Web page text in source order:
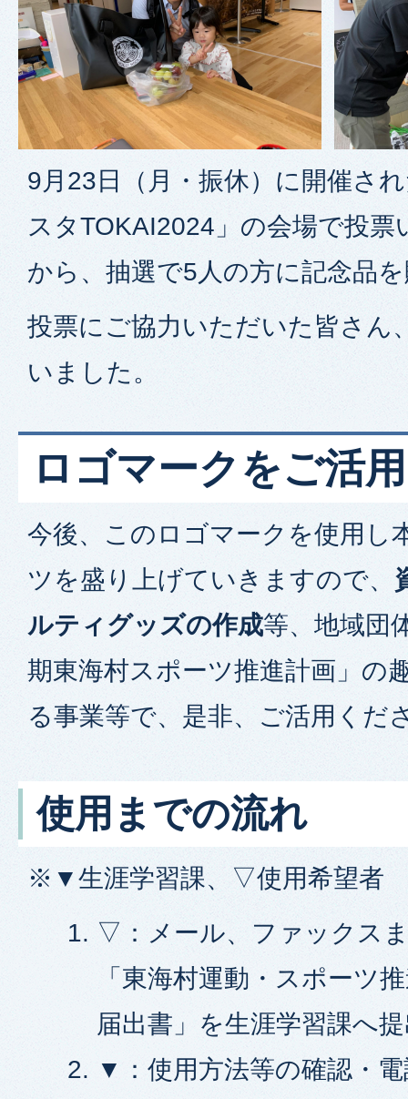
9月23日（月・振休）に開催さ
スタTOKAI2024」の会場で投
から、抽選で5人の方に記念品
投票にご協力いただいた皆さん
いました。
ロゴマークをご活
今後、このロゴマークを使用し
ツを盛り上げていきますので、
ルティグッズの作成等、地域団
期東海村スポーツ推進計画」の
る事業等で、是非、ご活用くだ
使用までの流れ
※▼生涯学習課、▽使用希望者
▽：メール、ファックス
「東海村運動・スポーツ
届出書」を生涯学習課へ
▼：使用方法等の確認・